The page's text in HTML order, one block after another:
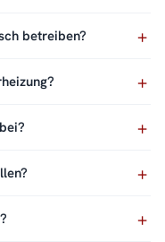
betreiben?